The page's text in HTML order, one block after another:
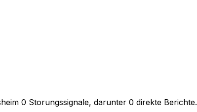
0 Storungssignale, darunter 0 direkte Berichte.